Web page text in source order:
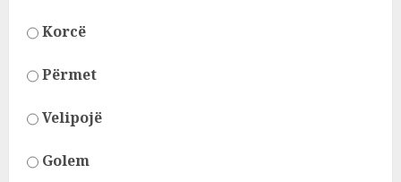
Korcë
Përmet
Velipojë
Golem